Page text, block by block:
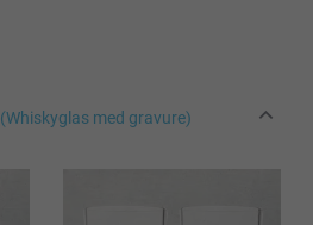
(Whiskyglas med gravure)